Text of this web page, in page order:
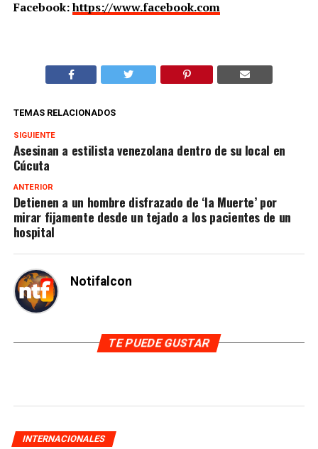
Facebook:https://www.facebook.com
TEMAS RELACIONADOS
SIGUIENTE
Asesinan a estilista venezolana dentro de su local en
Cúcuta
ANTERIOR
Detienen a un hombre disfrazado de ‘la Muerte’ por
mirar fijamente desde un tejado a los pacientes de un
hospital
Notifalcon
TE PUEDE GUSTAR
INTERNACIONALES